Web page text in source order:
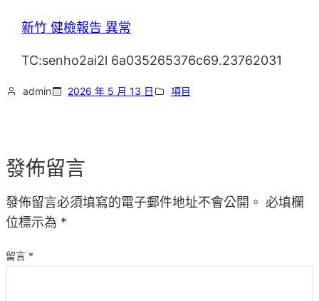
新竹 健檢報告 異常
TC:senho2ai2l 6a035265376c69.23762031
admin 2026 年 5 月 13 日 項目
發佈留言
發佈留言必須填寫的電子郵件地址不會公開。 必填欄
位標示為 *
留言 *